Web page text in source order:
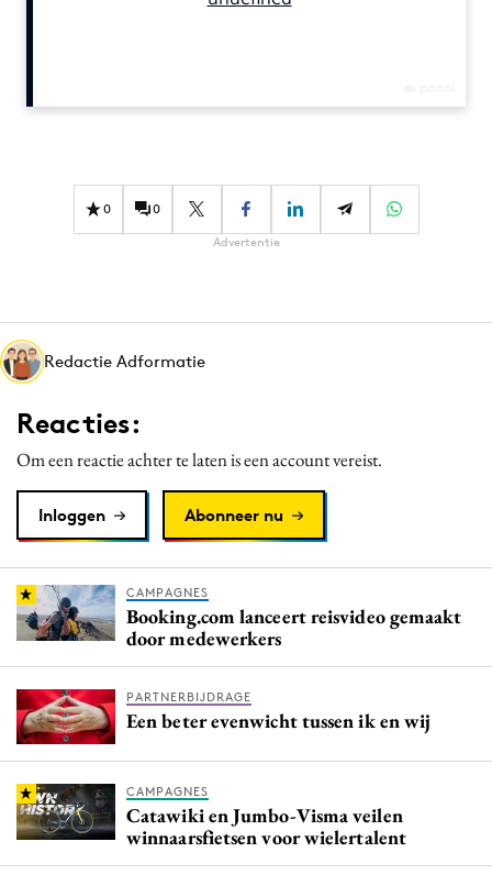
Effectiviteit
Martech
Merkstrategie
PR
Programmatic
Purpose Marketing
Reputatie & crisis
0 0
Advertentie
Redactie Adformatie
Reacties:
Om een reactie achter te laten is een account vereist.
Inloggen Abonneer nu
CAMPAGNES
Booking.com lanceert reisvideo gemaakt
door medewerkers
PARTNERBIJDRAGE
Een beter evenwicht tussen ik en wij
CAMPAGNES
Catawiki en Jumbo-Visma veilen
winnaarsfietsen voor wielertalent